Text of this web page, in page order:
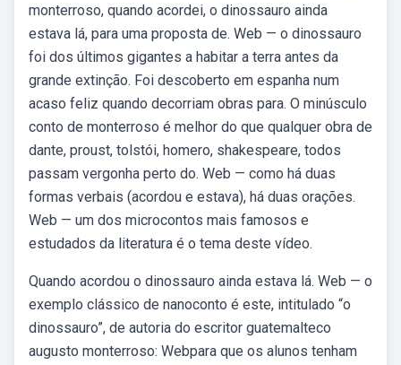
monterroso, quando acordei, o dinossauro ainda
estava lá, para uma proposta de. Web — o dinossauro
foi dos últimos gigantes a habitar a terra antes da
grande extinção. Foi descoberto em espanha num
acaso feliz quando decorriam obras para. O minúsculo
conto de monterroso é melhor do que qualquer obra de
dante, proust, tolstói, homero, shakespeare, todos
passam vergonha perto do. Web — como há duas
formas verbais (acordou e estava), há duas orações.
Web — um dos microcontos mais famosos e
estudados da literatura é o tema deste vídeo.
Quando acordou o dinossauro ainda estava lá. Web — o
exemplo clássico de nanoconto é este, intitulado “o
dinossauro”, de autoria do escritor guatemalteco
augusto monterroso: Webpara que os alunos tenham